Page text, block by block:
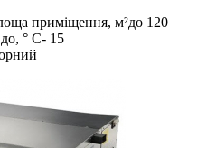
приміщення, м²до 120
до, ° С- 15